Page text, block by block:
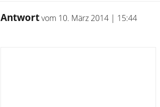
Antwortvom 10. März 2014 | 15:44